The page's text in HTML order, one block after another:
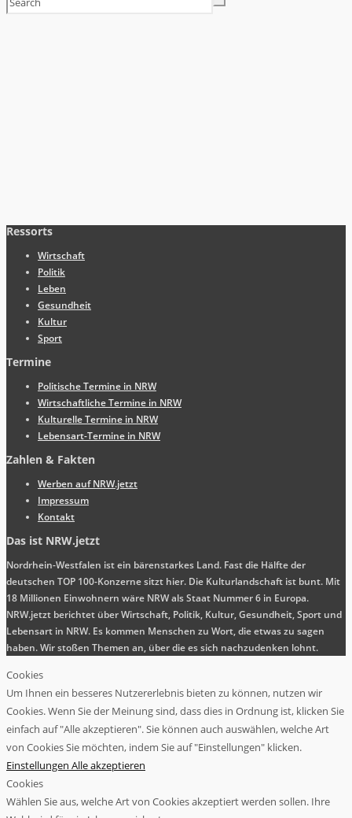
Ressorts
Wirtschaft
Politik
Leben
Gesundheit
Kultur
Sport
Termine
Politische Termine in NRW
Wirtschaftliche Termine in NRW
Kulturelle Termine in NRW
Lebensart-Termine in NRW
Zahlen & Fakten
Werben auf NRW.jetzt
Impressum
Kontakt
Das ist NRW.jetzt
Nordrhein-Westfalen ist ein bärenstarkes Land. Fast die Hälfte der
deutschen TOP 100-Konzerne sitzt hier. Die Kulturlandschaft ist bunt. Mit
18 Millionen Einwohnern wäre NRW als Staat Nummer 6 in Europa.
NRW.jetzt berichtet über Wirtschaft, Politik, Kultur, Gesundheit, Sport und
Lebensart in NRW. Es kommen Menschen zu Wort, die etwas zu sagen
haben. Wir stoßen Themen an, über die es sich nachzudenken lohnt.
Cookies
Um Ihnen ein besseres Nutzererlebnis bieten zu können, nutzen wir
Cookies. Wenn Sie der Meinung sind, dass dies in Ordnung ist, klicken Sie
einfach auf "Alle akzeptieren". Sie können auch auswählen, welche Art
von Cookies Sie möchten, indem Sie auf "Einstellungen" klicken.
Einstellungen Alle akzeptieren
Cookies
Wählen Sie aus, welche Art von Cookies akzeptiert werden sollen. Ihre